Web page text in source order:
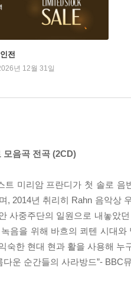
전
년 12월 31일
모음곡 전곡 (2CD)
트 미리암 프란디가 첫 솔로
, 2014년 취리히 Rahn 음악상
사중주단의 일원으로 내놓았
음을 위해 바흐의 쾨텐 시대
숙한 현대 현과 활을 사용해
다운 순간들의 사라방드”- BBC